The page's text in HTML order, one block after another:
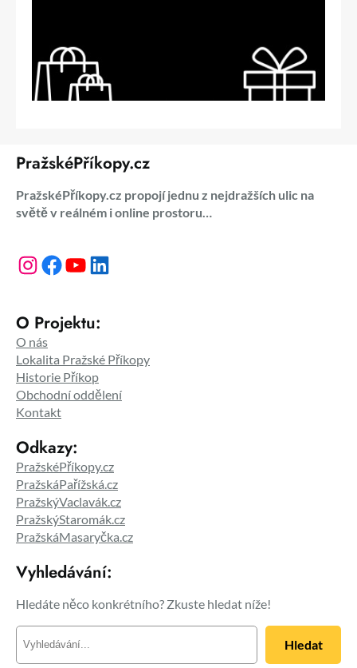
PražskéPříkopy.cz
PražskéPříkopy.cz propojí jednu z nejdražších ulic na
světě v reálném i online prostoru…
Instagram Facebook YouTube LinkedIn
O Projektu:
O nás
Lokalita Pražské Příkopy
Historie Příkop
Obchodní oddělení
Kontakt
Odkazy:
PražskéPříkopy.cz
PražskáPařížská.cz
PražskýVaclavák.cz
PražskýStaromák.cz
PražskáMasaryčka.cz
Vyhledávání:
Hledáte něco konkrétního? Zkuste hledat níže!
Hledat